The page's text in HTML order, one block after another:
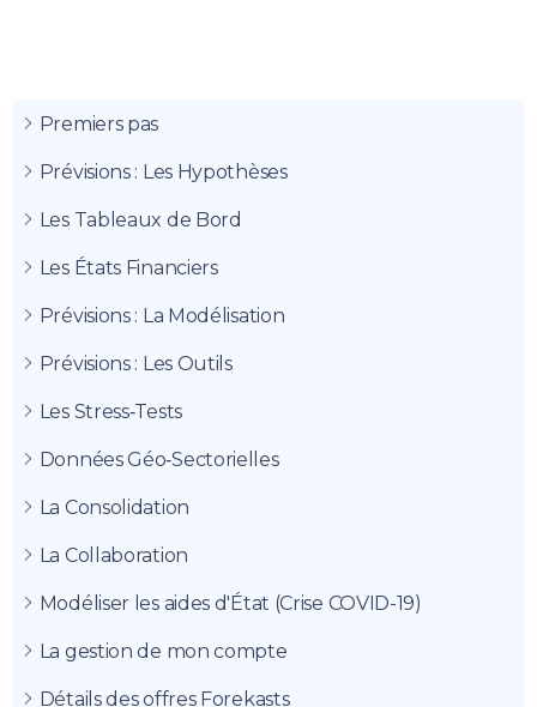
Premiers pas
Prévisions : Les Hypothèses
Les Tableaux de Bord
Les États Financiers
Prévisions : La Modélisation
Prévisions : Les Outils
Les Stress‑Tests
Données Géo‑Sectorielles
La Consolidation
La Collaboration
Modéliser les aides d'État (Crise COVID-19)
La gestion de mon compte
Détails des offres Forekasts